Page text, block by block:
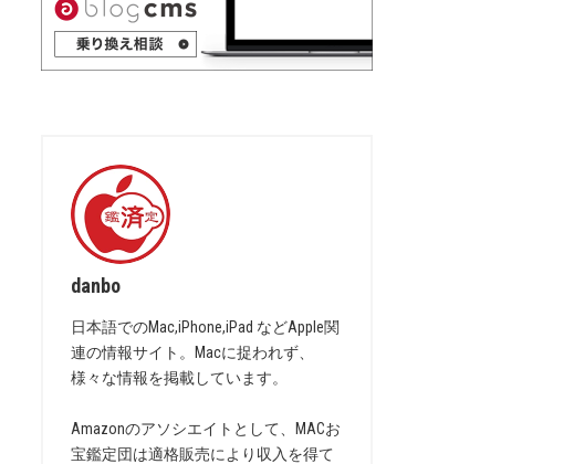
danbo
日本語でのMac,iPhone,iPad などApple関
連の情報サイト。Macに捉われず、
様々な情報を掲載しています。
Amazonのアソシエイトとして、MACお
宝鑑定団は適格販売により収入を得て